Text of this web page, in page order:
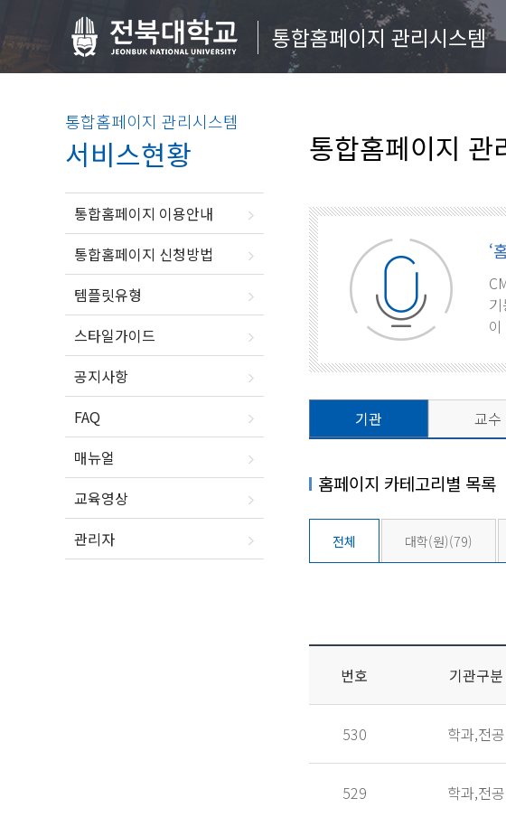
통합홈페이지 관리시스템
통합홈페이지 관리시스템
서비스현황
통합홈페이지 이용안내
통합홈페이지 신청방법
템플릿유형
스타일가이드
공지사항
FAQ
매뉴얼
교육영상
관리자
통합홈페이지 관
‘
기관 교수
홈페이지 카테고리별 목록
전체 대학(원)(79)
번호 기관구분
530 학과,전공
529 학과,전공